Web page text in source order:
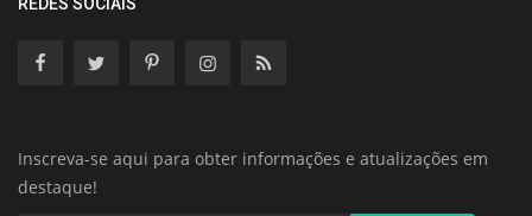
REDES SOCIAIS
Inscreva-se aqui para obter informações e atualizações em
destaque!